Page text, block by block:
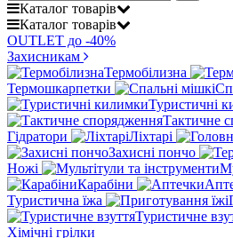
Каталог товарів
Каталог товарів
OUTLET до -40%
Захисникам
Термобілизна
Термошкарпетки
Туристичні
Тактичне
Гідратори
Ліхтарі
Захисні пончо
Ножі
Карабіни
Туристична їжа
Туристичне
Хімічні грілки